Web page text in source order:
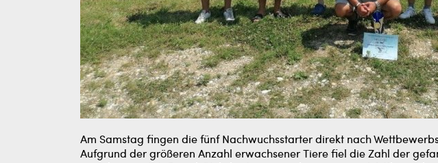
Am Samstag fingen die fünf Nachwuchsstarter direkt nach
Aufgrund der größeren Anzahl erwachsener Tiere fiel die Zahl der